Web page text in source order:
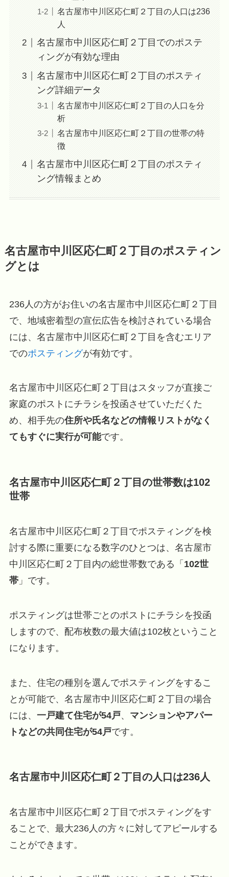
名古屋市中川区応仁町２丁目の人口は236
人
名古屋市中川区応仁町２丁目でのポステ
ィングが有効な理由
名古屋市中川区応仁町２丁目のポスティ
ング詳細データ
名古屋市中川区応仁町２丁目の人口を分
析
名古屋市中川区応仁町２丁目の世帯の特
徴
名古屋市中川区応仁町２丁目のポスティ
ング情報まとめ
名古屋市中川区応仁町２丁目のポスティン
グとは
236人の方がお住いの名古屋市中川区応仁町２丁目
で、地域密着型の宣伝広告を検討されている場合
には、名古屋市中川区応仁町２丁目を含むエリア
でのポスティングが有効です。
名古屋市中川区応仁町２丁目はスタッフが直接ご
家庭のポストにチラシを投函させていただくた
め、相手先の住所や氏名などの情報リストがなく
てもすぐに実行が可能です。
名古屋市中川区応仁町２丁目の世帯数は102
世帯
名古屋市中川区応仁町２丁目でポスティングを検
討する際に重要になる数字のひとつは、名古屋市
中川区応仁町２丁目内の総世帯数である「 102世
帯」です。
ポスティングは世帯ごとのポストにチラシを投函
しますので、配布枚数の最大値は102枚ということ
になります。
また、住宅の種別を選んでポスティングをするこ
とが可能で、名古屋市中川区応仁町２丁目の場合
には、 一戸建て住宅が54戸、 マンションやアパー
トなどの共同住宅が54戸です。
名古屋市中川区応仁町２丁目の人口は236人
名古屋市中川区応仁町２丁目でポスティングをす
ることで、最大236人の方々に対してアピールする
ことができます。